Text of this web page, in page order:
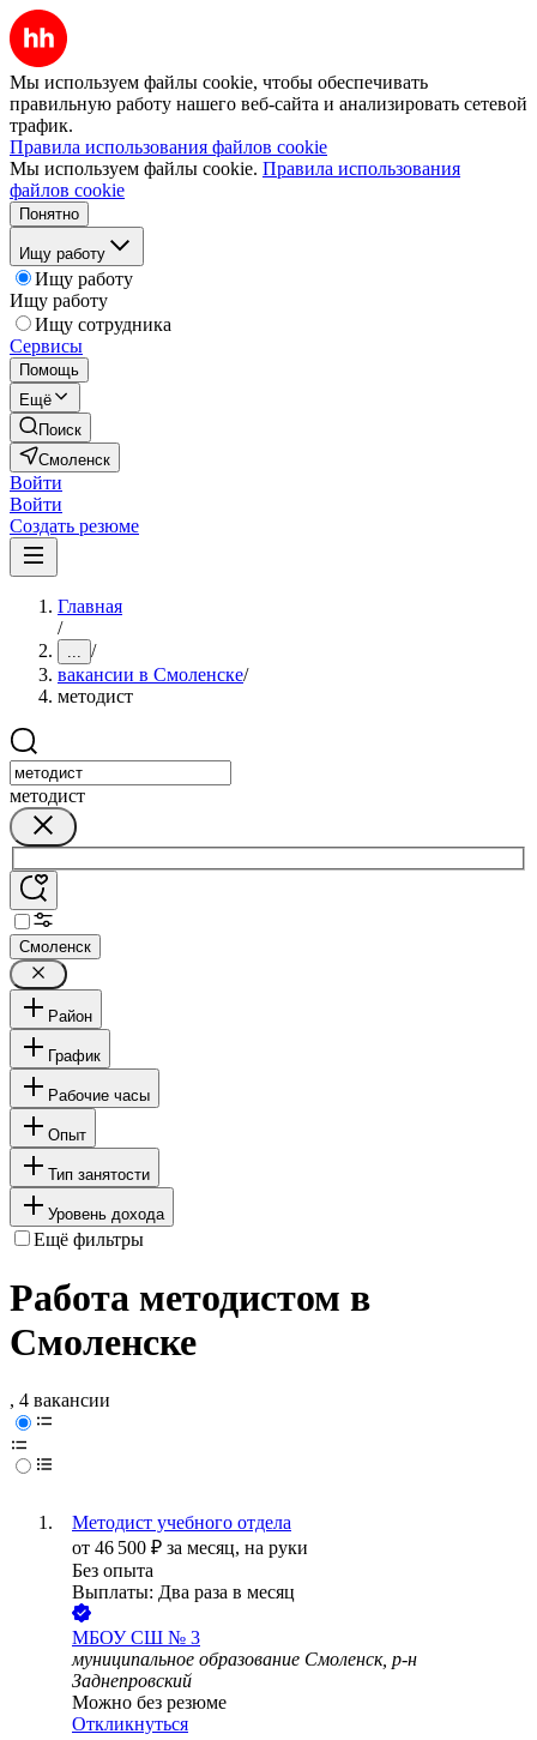
Мы используем файлы cookie, чтобы обеспечивать
правильную работу нашего веб-сайта и анализировать сетевой
трафик.
Правила использования файлов cookie
Мы используем файлы cookie. Правила использования
файлов cookie
Понятно
Ищу работу
Ищу работу
Ищу работу
Ищу сотрудника
Сервисы
Помощь
Ещё
Поиск
Смоленск
Войти
Войти
Создать резюме
Главная
/
... /
вакансии в Смоленске/
методист
методист
Смоленск
Район
График
Рабочие часы
Опыт
Тип занятости
Уровень дохода
Ещё фильтры
Работа методистом в
Смоленске
, 4 вакансии
Методист учебного отдела
от 46 500 ₽ за месяц, на руки
Без опыта
Выплаты: Два раза в месяц
МБОУ СШ № 3
муниципальное образование Смоленск, р-н
Заднепровский
Можно без резюме
Откликнуться